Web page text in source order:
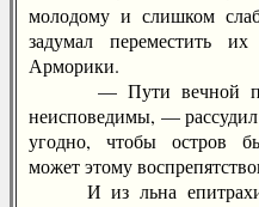
молодому и слишком
задумал переместить
Арморики.
— Пути вечной
неисповедимы, —
угодно, чтобы остров
может этому
И из льна